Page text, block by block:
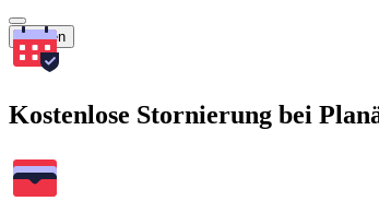
Suchen
Kostenlose Stornierung bei